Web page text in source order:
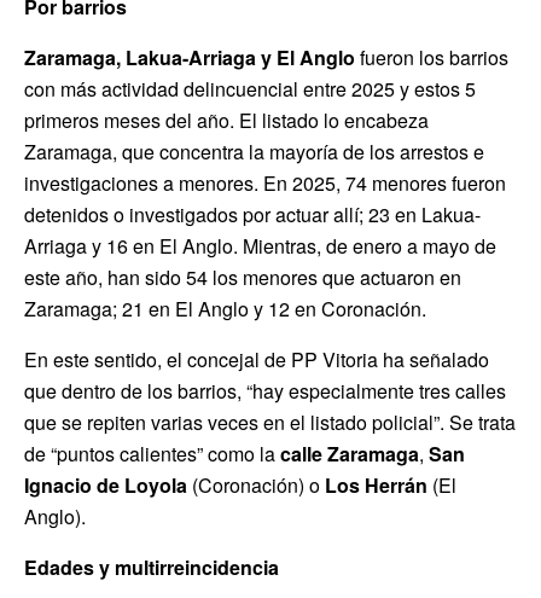
Por barrios
Zaramaga, Lakua-Arriaga y El Anglo fueron los barrios
con más actividad delincuencial entre 2025 y estos 5
primeros meses del año. El listado lo encabeza
Zaramaga, que concentra la mayoría de los arrestos e
investigaciones a menores. En 2025, 74 menores fueron
detenidos o investigados por actuar allí; 23 en Lakua-
Arriaga y 16 en El Anglo. Mientras, de enero a mayo de
este año, han sido 54 los menores que actuaron en
Zaramaga; 21 en El Anglo y 12 en Coronación.
En este sentido, el concejal de PP Vitoria ha señalado
que dentro de los barrios, “hay especialmente tres calles
que se repiten varias veces en el listado policial”. Se trata
de “puntos calientes” como lacalle Zaramaga, San
Ignacio de Loyola (Coronación) o Los Herrán (El
Anglo).
Edades y multirreincidencia